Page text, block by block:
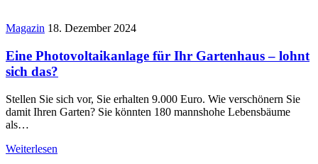
Magazin 18. Dezember 2024
Eine Photovoltaikanlage für Ihr Gartenhaus – lohnt
sich das?
Stellen Sie sich vor, Sie erhalten 9.000 Euro. Wie verschönern Sie
damit Ihren Garten? Sie könnten 180 mannshohe Lebensbäume
als…
Weiterlesen